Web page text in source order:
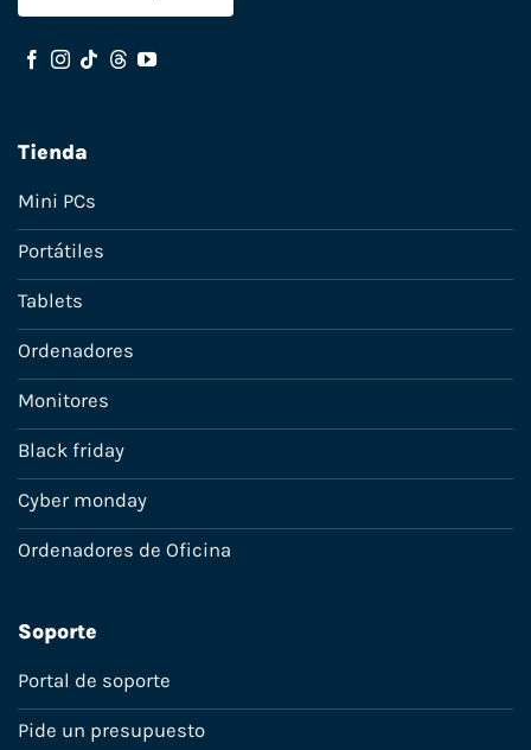
Tienda
Mini PCs
Portátiles
Tablets
Ordenadores
Monitores
Black friday
Cyber monday
Ordenadores de Oficina
Soporte
Portal de soporte
Pide un presupuesto